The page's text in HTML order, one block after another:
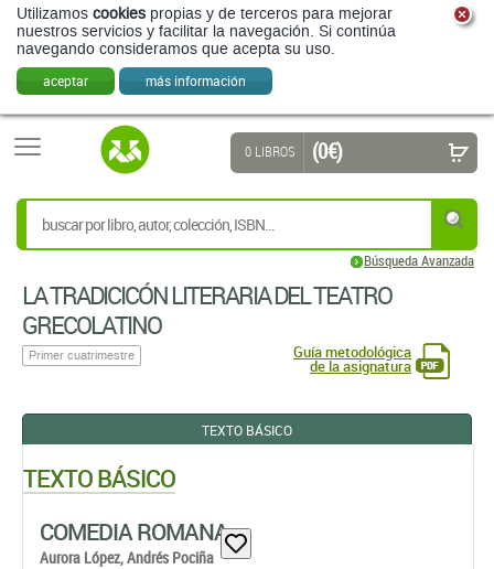
Utilizamos cookies propias y de terceros para mejorar
nuestros servicios y facilitar la navegación. Si continúa
navegando consideramos que acepta su uso.
aceptar más información
Búsqueda Avanzada
0 LIBROS (0 €)
LA TRADICICÓN LITERARIA DEL TEATRO
GRECOLATINO
Primer cuatrimestre Guía metodológica
de la asignatura
TEXTO BÁSICO
TEXTO BÁSICO
COMEDIA ROMANA
Aurora López,Andrés Pociña